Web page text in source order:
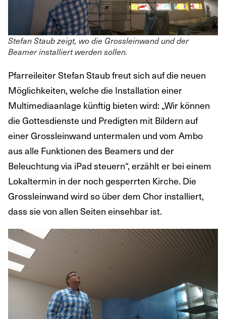
Stefan Staub zeigt, wo die Grossleinwand und der
Beamer installiert werden sollen.
Pfarreileiter Stefan Staub freut sich auf die neuen
Möglichkeiten, welche die Installation einer
Multimediaanlage künftig bieten wird: „Wir können
die Gottesdienste und Predigten mit Bildern auf
einer Grossleinwand untermalen und vom Ambo
aus alle Funktionen des Beamers und der
Beleuchtung via iPad steuern“, erzählt er bei einem
Lokaltermin in der noch gesperrten Kirche. Die
Grossleinwand wird so über dem Chor installiert,
dass sie von allen Seiten einsehbar ist.